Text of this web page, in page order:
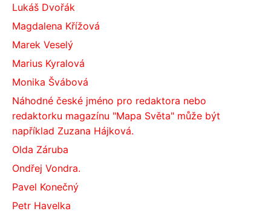
Lukáš Dvořák
Magdalena Křížová
Marek Veselý
Marius Kyralová
Monika Švábová
Náhodné české jméno pro redaktora nebo
redaktorku magazínu "Mapa Světa" může být
například Zuzana Hájková.
Olda Záruba
Ondřej Vondra.
Pavel Konečný
Petr Havelka